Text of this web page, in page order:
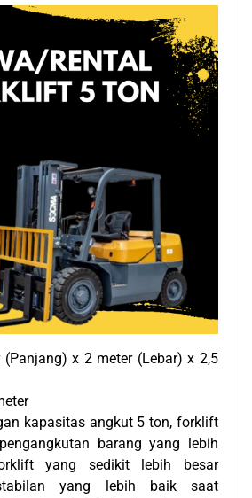
(Panjang) x 2 meter (Lebar) x 2,5
kapasitas angkut 5 ton, forklift
barang yang lebih
yang sedikit lebih besar
yang lebih baik saat